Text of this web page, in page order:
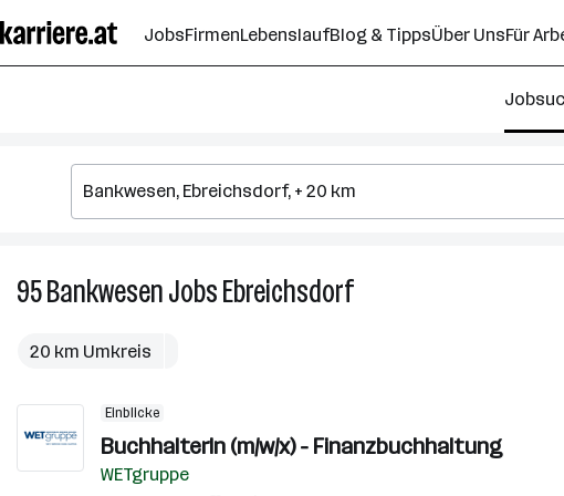
Seiteninhalt
springen
JobsFirmenLebenslaufBlog & TippsÜber UnsFür
95BankwesenJobsEbreichsdorf95
20 km Umkreis
Einblicke
BuchhalterIn (m/w/x) - Finanzbuchhaltung
WETgruppe